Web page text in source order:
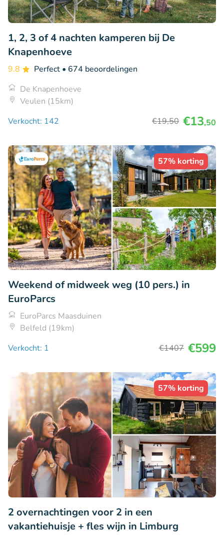
1, 2, 3 of 4 nachten kamperen bij De
Knapenhoeve
9.8 Perfect • 674 beoordelingen
De Knapenhoeve
Veulen (15km)
Verkocht: 142
€19,50 €13,50
57% korting
Weekend of midweek weg (10 pers.) in
EuroParcs
EuroParcs Maasduinen
Belfeld (19km)
Verkocht: 1
€1407 €599
57% korting
2 overnachtingen voor 2 in een
vakantiehuisje + fles wijn in Limburg